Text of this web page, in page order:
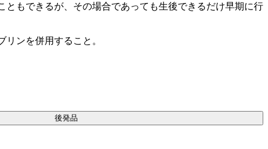
もできるが、その場合であっても生後できるだけ早期に行
ンを併用すること。
後発品